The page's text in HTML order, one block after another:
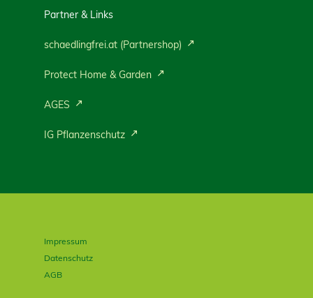
Partner & Links
schaedlingfrei.at (Partnershop)
Protect Home & Garden
AGES
IG Pflanzenschutz
Impressum
Datenschutz
AGB